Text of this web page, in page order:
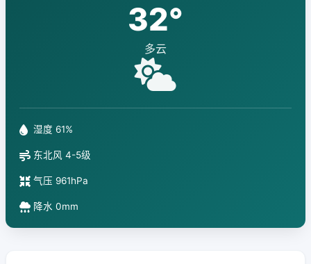
32°
多云
湿度 61%
东北风 4-5级
气压 961hPa
降水 0mm